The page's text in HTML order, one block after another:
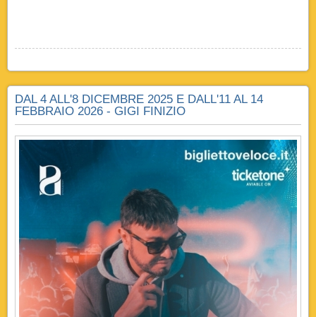
DAL 4 ALL'8 DICEMBRE 2025 E DALL'11 AL 14
FEBBRAIO 2026 - GIGI FINIZIO